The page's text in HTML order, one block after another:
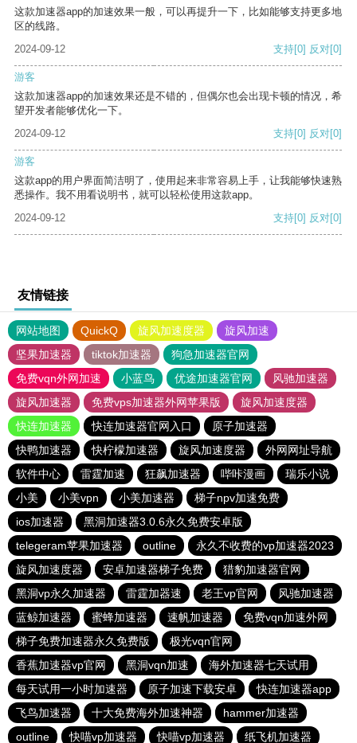
这款加速器app的加速效果一般，可以再提升一下，比如能够支持更多地
区的线路。
2024-09-12
支持[0] 反对[0]
游客
这款加速器app的加速效果还是不错的，但偶尔也会出现卡顿的情况，希
望开发者能够优化一下。
2024-09-12
支持[0] 反对[0]
游客
这款app的用户界面简洁明了，使用起来非常容易上手，让我能够快速熟
悉操作。我不用看说明书，就可以轻松使用这款app。
2024-09-12
支持[0] 反对[0]
友情链接
网站地图 QuickQ 旋风加速度器
旋风加速
坚果加速器
tiktok加速器
狗急加速器官网
免费vqn外网加速
小蓝鸟 优途加速器官网
风驰加速器
旋风加速器
免费vps加速器外网苹果版
旋风加速度器
快连加速器
快连加速器官网入口
原子加速器
快鸭加速器
快柠檬加速器 旋风加速度器
外网网址导航
软件中心
雷霆加速 狂飙加速器 哔咔漫画
瑞乐小说
小美
小美vpn 小美加速器
梯子npv加速免费
ios加速器
黑洞加速器3.0.6永久免费安卓版
telegeram苹果加速器
outline
永久不收费的vp加速器2023
旋风加速度器
安卓加速器梯子免费
猎豹加速器官网
黑洞vp永久加速器
雷霆加器速 老王vp官网
风驰加速器
蓝鲸加速器
蜜蜂加速器 速帆加速器
免费vqn加速外网
梯子免费加速器永久免费版
极光vqn官网
香蕉加速器vp官网
黑洞vqn加速
海外加速器七天试用
每天试用一小时加速器
原子加速下载安卓
快连加速器app
飞鸟加速器
十大免费海外加速神器
hammer加速器
outline
快喵vp加速器 快喵vp加速器 纸飞机加速器